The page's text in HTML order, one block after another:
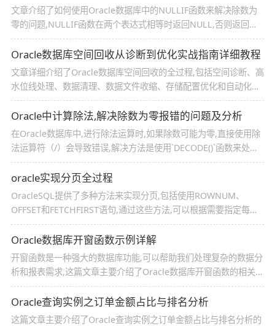
文章介绍了如何使用Oracle数据库中的NULLIF函数来解决除数为
零的问题,NULLIF函数在两个表达式相等时返回NULL,否则返回第
一个表达式,这对于处理复杂的除数问题非常有用,因为它可以避免
重复代码,提高可维护性
Oracle数据库空间回收从诊断到优化实战指南详细教程
文章详细介绍了Oracle数据库空间回收的全过程,包括空间诊断、高
水位线处理、数据清理、数据文件收缩、存储配置优化和自动化运
维体系,通过这些方法,可以有效解决Oracle数据库空间膨胀问题,降
低存储成本,感兴趣的朋友一起看看吧
Oracle中计算除法,解决除数为零报错的问题及分析
在Oracle数据库中,进行除法运算时,如果除数可能为零,直接使用除
法运算符（/）会导致错误,解决方法是使用`DECODE()`函数来处理
除数为零的情况
oracle实现分页全过程
OracleSQL提供了多种方法来实现分页,包括使用ROWNUM、
OFFSET和FETCHFIRST语句,通过这些方法,可以根据需要指定每页
的记录数和页码,从而实现高效的分页查询
Oracle数据库开窗函数示例详解
开窗函数是一种强大的数据库功能,可以帮助我们处理复杂的数据分
析和报表需求,这篇文章主要介绍了Oracle数据库开窗函数的相关资
料,文中通过代码介绍的非常详细,需要的朋友可以参考下
Oracle查询实例之订单金额占比与排名分析
这篇文章主要介绍了Oracle查询实例之订单金额占比与排名分析的